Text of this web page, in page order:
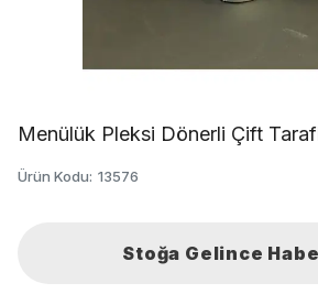
Menülük Pleksi Dönerli Çift
Ürün Kodu: 13576
Stoğa Gelince